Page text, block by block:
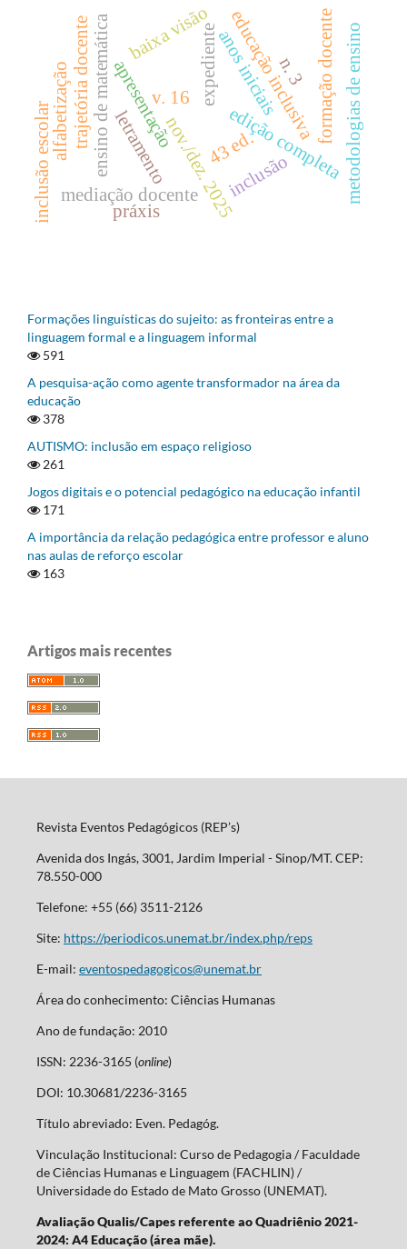
edição completa
v. 16
n. 3
nov./dez. 2025
43 ed.
expediente
apresentação
ensino de matemática
trajetória docente
mediação docente
educação inclusiva
inclusão escolar
baixa visão metodologias de ensino
inclusão
alfabetização letramento
anos iniciais formação docente
práxis
Formações linguísticas do sujeito: as fronteiras entre a
linguagem formal e a linguagem informal
591
A pesquisa-ação como agente transformador na área da
educação
378
AUTISMO: inclusão em espaço religioso
261
Jogos digitais e o potencial pedagógico na educação infantil
171
A importância da relação pedagógica entre professor e aluno
nas aulas de reforço escolar
163
Artigos mais recentes
Revista Eventos Pedagógicos (REP’s)
Avenida dos Ingás, 3001, Jardim Imperial - Sinop/MT. CEP:
78.550-000
Telefone: +55 (66) 3511-2126
Site: https://periodicos.unemat.br/index.php/reps
E-mail: eventospedagogicos@unemat.br
Área do conhecimento: Ciências Humanas
Ano de fundação: 2010
ISSN: 2236-3165 (online)
DOI: 10.30681/2236-3165
Título abreviado: Even. Pedagóg.
Vinculação Institucional: Curso de Pedagogia / Faculdade
de Ciências Humanas e Linguagem (FACHLIN) /
Universidade do Estado de Mato Grosso (UNEMAT).
Avaliação Qualis/Capes referente ao Quadriênio 2021-
2024: A4 Educação (área mãe).